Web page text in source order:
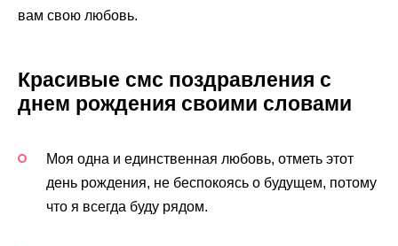
вам свою любовь.
Красивые смс поздравления с
днем рождения своими словами
Моя одна и единственная любовь, отметь этот
день рождения, не беспокоясь о будущем, потому
что я всегда буду рядом.